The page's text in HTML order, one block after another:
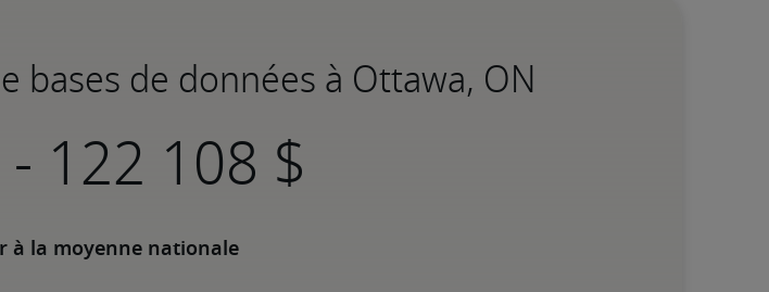
bases de données à Ottawa, ON
-
à la moyenne nationale